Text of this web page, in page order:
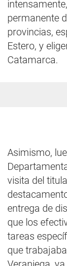
permanente
provincias,
Estero, y
Catamarca.
Asimismo,
visita del
entrega de
que los
tareas
que